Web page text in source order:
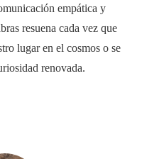
empática y
resuena cada vez que
lugar en el cosmos o se
renovada.